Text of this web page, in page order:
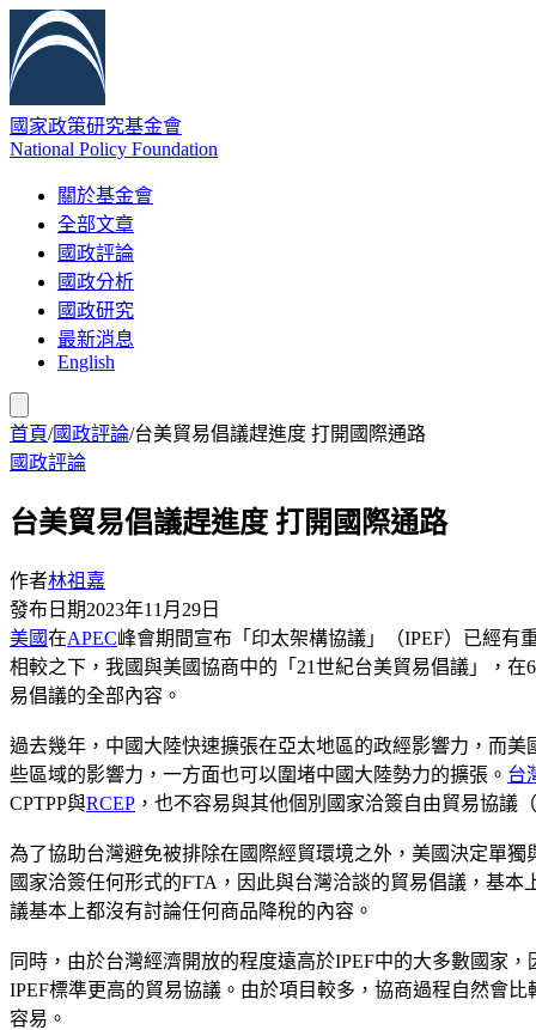
國家政策研究基金會
National Policy Foundation
關於基金會
全部文章
國政評論
國政分析
國政研究
最新消息
English
首頁/國政評論/台美貿易倡議趕進度 打開國際通路
國政評論
台美貿易倡議趕進度 打開國際通路
作者林祖嘉
發布日期2023年11月29日
美國在APEC峰會期間宣布「印太架構協議」（IPEF）已經有
相較之下，我國與美國協商中的「21世紀台美貿易倡議」，
易倡議的全部內容。
過去幾年，中國大陸快速擴張在亞太地區的政經影響力，而美
些區域的影響力，一方面也可以圍堵中國大陸勢力的擴張。 台
CPTPP與RCEP ，也不容易與其他個別國家洽簽自由貿易協議（
為了協助台灣避免被排除在國際經貿環境之外，美國決定單
國家洽簽任何形式的FTA，因此與台灣洽談的貿易倡議，基
議基本上都沒有討論任何商品降稅的內容。
同時，由於台灣經濟開放的程度遠高於IPEF中的大多數國家
IPEF標準更高的貿易協議。由於項目較多，協商過程自然會
容易。